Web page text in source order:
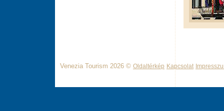
Venezia Tourism 2026 © Oldaltérkép Kapcsolat